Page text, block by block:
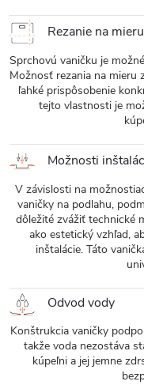
Rezanie na mieru
Sprchovú vaničku je
Možnosť rezania na mieru
ľahké prispôsobenie
tejto vlastnosti je
Možnosti
V závislosti na
vaničky na podlahu,
dôležité zvážiť technické
ako estetický vzhľad,
inštalácie. Táto
Odvod vody
Konštrukcia vaničky
takže voda nezostáva
kúpeľni a jej jemne